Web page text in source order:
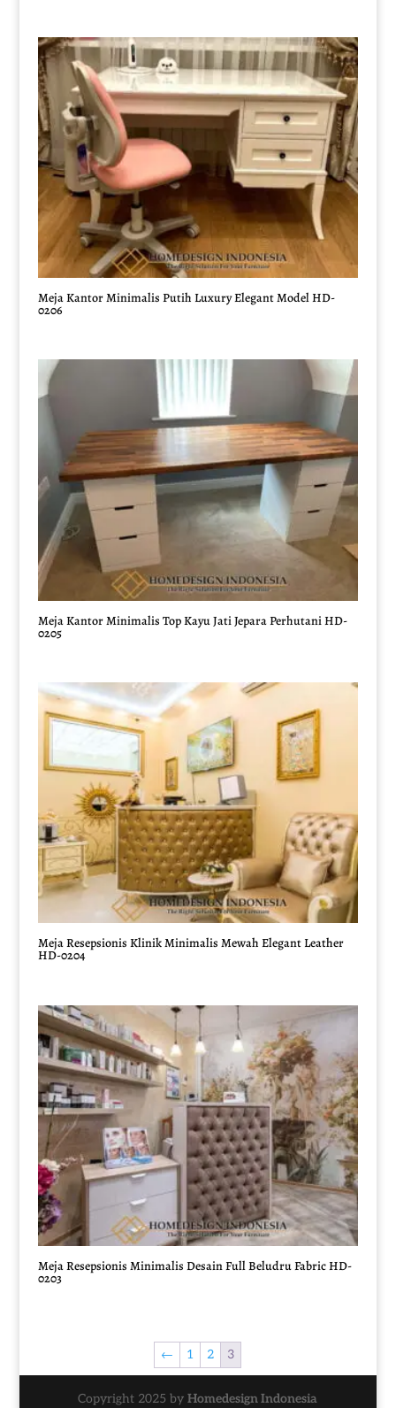
Meja Kantor Minimalis Putih Luxury Elegant Model HD-
0206
Meja Kantor Minimalis Top Kayu Jati Jepara Perhutani HD-
0205
Meja Resepsionis Klinik Minimalis Mewah Elegant Leather
HD-0204
Meja Resepsionis Minimalis Desain Full Beludru Fabric HD-
0203
← 1 2 3
Copyright 2025 byHomedesign Indonesia